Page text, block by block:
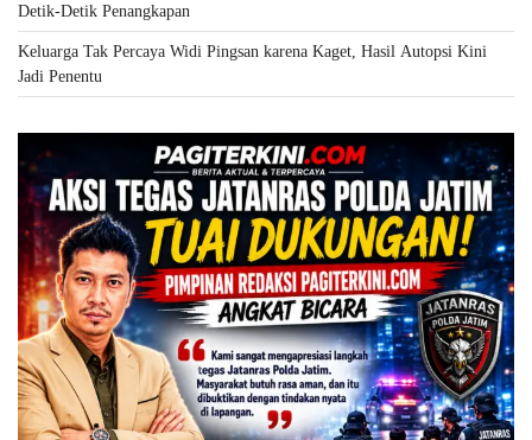
Detik-Detik Penangkapan
Keluarga Tak Percaya Widi Pingsan karena Kaget, Hasil Autopsi Kini
Jadi Penentu